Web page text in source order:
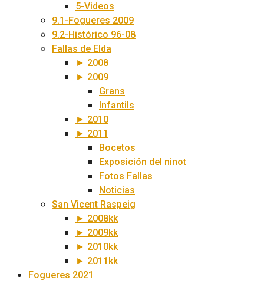
5-Videos
9.1-Fogueres 2009
9.2-Histórico 96-08
Fallas de Elda
► 2008
► 2009
Grans
Infantils
► 2010
► 2011
Bocetos
Exposición del ninot
Fotos Fallas
Noticias
San Vicent Raspeig
► 2008kk
► 2009kk
► 2010kk
► 2011kk
Fogueres 2021